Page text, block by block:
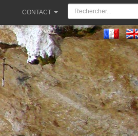
CONTACT